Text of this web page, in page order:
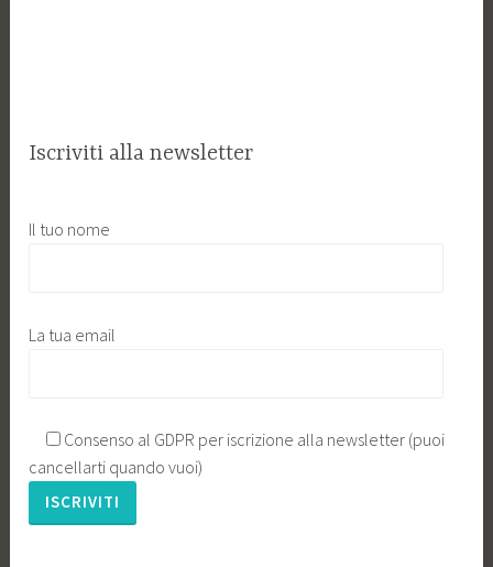
Iscriviti alla newsletter
Il tuo nome
La tua email
Consenso al GDPR per iscrizione alla newsletter (puoi
cancellarti quando vuoi)